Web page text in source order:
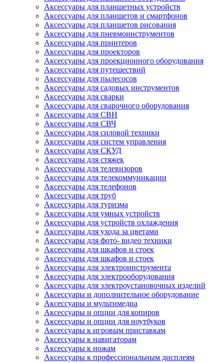
Аксессуары для планшетных устройств
Аксессуары для планшетов и смартфонов
Аксессуары для планшетов рисования
Аксессуары для пневмоинструментов
Аксессуары для принтеров
Аксессуары для проекторов
Аксессуары для проекционного оборудования
Аксессуары для путешествий
Аксессуары для пылесосов
Аксессуары для садовых инструментов
Аксессуары для сварки
Аксессуары для сварочного оборудования
Аксессуары для СВН
Аксессуары для СВЧ
Аксессуары для силовой техники
Аксессуары для систем управления
Аксессуары для СКУД
Аксессуары для стяжек
Аксессуары для телевизоров
Аксессуары для телекоммуникации
Аксессуары для телефонов
Аксессуары для труб
Аксессуары для туризма
Аксессуары для умных устройств
Аксессуары для устройств охлаждения
Аксессуары для ухода за цветами
Аксессуары для фото- видео техники
Аксессуары для шкафов и стоек
Аксессуары для шкафов и стоек
Аксессуары для электроинструмента
Аксессуары для электрооборудования
Аксессуары для электроустановочных изделий
Аксессуары и дополнительное оборудование
Аксессуары и мультимедиа
Аксессуары и опции для копиров
Аксессуары и опции для ноутбуков
Аксессуары к игровым приставкам
Аксессуары к навигаторам
Аксессуары к ножам
Аксессуары к профессиональным дисплеям